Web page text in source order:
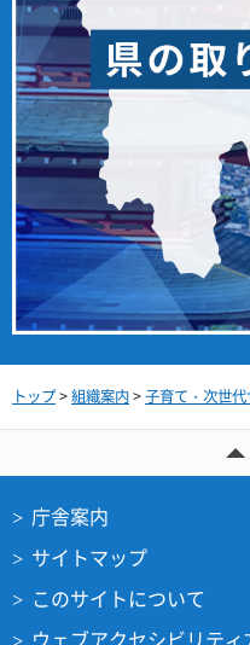
トップ>組織案内>子育て・次世
庁舎案内
サイトマップ
このサイトについて
ウェブアクセシビリティ